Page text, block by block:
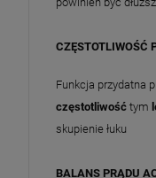
CZĘSTOTLIWOŚĆ
Funkcja przydatna
częstotliwość tym
skupienie łuku
BALANS PRĄDU